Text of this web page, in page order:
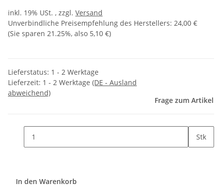
inkl. 19% USt. , zzgl. Versand
Unverbindliche Preisempfehlung des Herstellers: 24,00 €
(Sie sparen 21.25%, also 5,10 €)
Lieferstatus: 1 - 2 Werktage
Lieferzeit: 1 - 2 Werktage (DE - Ausland
abweichend)
Frage zum Artikel
Stk
In den Warenkorb